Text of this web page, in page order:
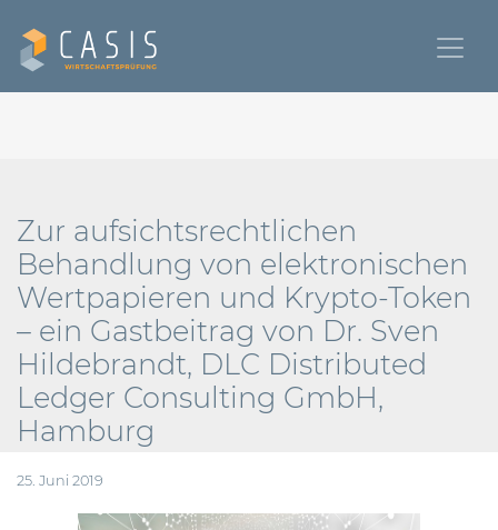
Zur aufsichtsrechtlichen
Behandlung von elektronischen
Wertpapieren und Krypto-Token
– ein Gastbeitrag von Dr. Sven
Hildebrandt, DLC Distributed
Ledger Consulting GmbH,
Hamburg
25. Juni 2019